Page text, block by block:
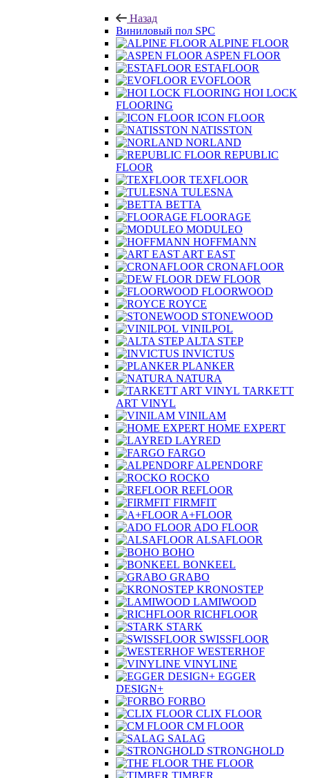
Назад
Виниловый пол SPC
ALPINE FLOOR
ASPEN FLOOR
ESTAFLOOR
EVOFLOOR
HOI LOCK
FLOORING
ICON FLOOR
NATISSTON
NORLAND
REPUBLIC
FLOOR
TEXFLOOR
TULESNA
BETTA
FLOORAGE
MODULEO
HOFFMANN
ART EAST
CRONAFLOOR
DEW FLOOR
FLOORWOOD
ROYCE
STONEWOOD
VINILPOL
ALTA STEP
INVICTUS
PLANKER
NATURA
TARKETT
ART VINYL
VINILAM
HOME EXPERT
LAYRED
FARGO
ALPENDORF
ROCKO
REFLOOR
FIRMFIT
A+FLOOR
ADO FLOOR
ALSAFLOOR
BOHO
BONKEEL
GRABO
KRONOSTEP
LAMIWOOD
RICHFLOOR
STARK
SWISSFLOOR
WESTERHOF
VINYLINE
EGGER
DESIGN+
FORBO
CLIX FLOOR
CM FLOOR
SALAG
STRONGHOLD
THE FLOOR
TIMBER